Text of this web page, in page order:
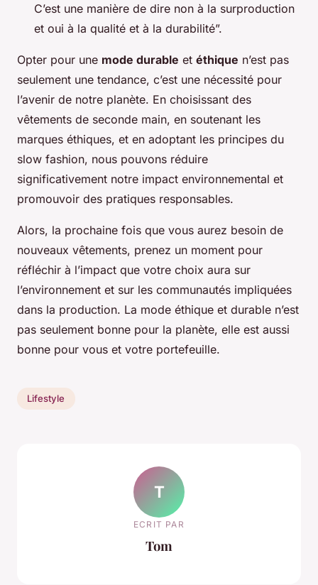
C’est une manière de dire non à la surproduction
et oui à la qualité et à la durabilité”.
Opter pour une mode durable et éthique n’est pas
seulement une tendance, c’est une nécessité pour
l’avenir de notre planète. En choisissant des
vêtements de seconde main, en soutenant les
marques éthiques, et en adoptant les principes du
slow fashion, nous pouvons réduire
significativement notre impact environnemental et
promouvoir des pratiques responsables.
Alors, la prochaine fois que vous aurez besoin de
nouveaux vêtements, prenez un moment pour
réfléchir à l’impact que votre choix aura sur
l’environnement et sur les communautés impliquées
dans la production. La mode éthique et durable n’est
pas seulement bonne pour la planète, elle est aussi
bonne pour vous et votre portefeuille.
Lifestyle
T
ECRIT PAR
Tom